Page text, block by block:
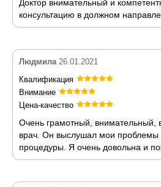
Доктор внимательный и
консультацию в должном
Людмила 26.01.2021
Квалификация
Внимание
Цена-качество
Очень грамотный, внимательный,
врач. Он выслушал мои проблемы
процедуры. Я очень довольна и